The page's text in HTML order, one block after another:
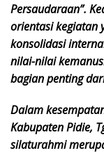
Persaudaraan”.
orientasi kegiatan
konsolidasi
nilai-nilai
bagian penting
Dalam
Kabupaten Pidie,
silaturahmi